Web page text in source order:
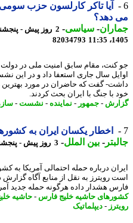
آیا تاکر کارلسون حزب سومی
دهد؟
- سیاسی-
82034793
مقام سابق امنیت ملی در دولت
سال جاری استعفا داد و در این
گفت که حاضران در مورد بهترین
با جنگ با ایران بحث کردند.
-جمهور-نماینده-نشست-سازمان
اخطار یکسان ایران به
-بین الملل-3 روز پیش - پنجشنبه 15 مرداد 1405، 07:57
درباره حمله احتمالی آمریکا به
رویترز به نقل از منابع آگاه گزارش داد
هشدار داده هرگونه حمله جدید آمریکا
حاشیه خلیج فارس-حاشیه خلیج
-دیپلماتیک